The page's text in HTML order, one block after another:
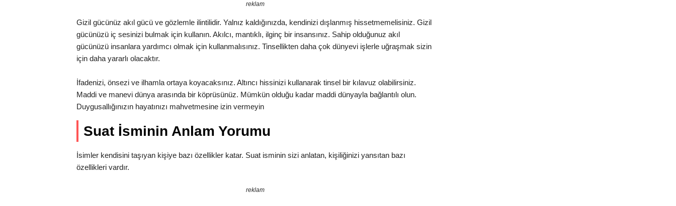
reklam
Gizil gücünüz akıl gücü ve gözlemle ilintilidir. Yalnız kaldığınızda, kendinizi dışlanmış hissetmemelisiniz. Gizil
gücünüzü iç sesinizi bulmak için kullanın. Akılcı, mantıklı, ilginç bir insansınız. Sahip olduğunuz akıl
gücünüzü insanlara yardımcı olmak için kullanmalısınız. Tinsellikten daha çok dünyevi işlerle uğraşmak sizin
için daha yararlı olacaktır.
İfadenizi, önsezi ve ilhamla ortaya koyacaksınız. Altıncı hissinizi kullanarak tinsel bir kılavuz olabilirsiniz.
Maddi ve manevi dünya arasında bir köprüsünüz. Mümkün olduğu kadar maddi dünyayla bağlantılı olun.
Duygusallığınızın hayatınızı mahvetmesine izin vermeyin
Suat İsminin Anlam Yorumu
İsimler kendisini taşıyan kişiye bazı özellikler katar. Suat isminin sizi anlatan, kişiliğinizi yansıtan bazı
özellikleri vardır.
reklam